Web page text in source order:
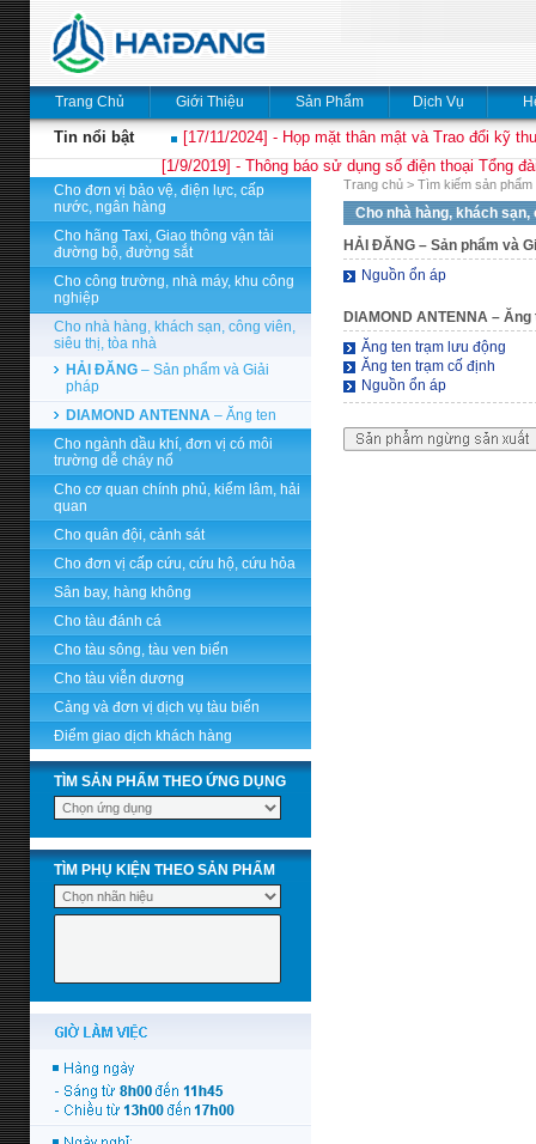
Trang Chủ Giới Thiệu Sản Phẩm Dịch Vụ
Tin nổi bật
[17/11/2024] - Họp mặt thân mật và Trao đổi kỹ
[1/9/2019] - Thông báo sử dụng số điện thoại Tổng
Cho đơn vị bảo vệ, điện lực, cấp
nước, ngân hàng
Cho hãng Taxi, Giao thông vận tải
đường bộ, đường sắt
Cho công trường, nhà máy, khu công
nghiệp
Cho nhà hàng, khách sạn, công viên,
siêu thị, tòa nhà
HẢI ĐĂNG – Sản phẩm và Giải
pháp
DIAMOND ANTENNA – Ăng ten
Cho ngành dầu khí, đơn vị có môi
trường dễ cháy nổ
Cho cơ quan chính phủ, kiểm lâm, hải
quan
Cho quân đội, cảnh sát
Cho đơn vị cấp cứu, cứu hộ, cứu hỏa
Sân bay, hàng không
Cho tàu đánh cá
Cho tàu sông, tàu ven biển
Cho tàu viễn dương
Cảng và đơn vị dịch vụ tàu biển
Điểm giao dịch khách hàng
TÌM SẢN PHẨM THEO ỨNG DỤNG
TÌM PHỤ KIỆN THEO SẢN PHẨM
Trang chủ > Tìm kiếm sản phẩm
Cho nhà hàng, khách
HẢI ĐĂNG – Sản phẩm và
Nguồn ổn áp
DIAMOND ANTENNA – Ăng
Ăng ten trạm lưu động
Ăng ten trạm cố định
Nguồn ổn áp